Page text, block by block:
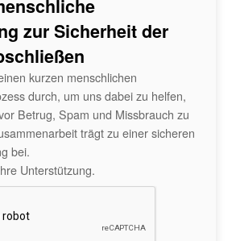
zur Sicherheit der
kurzen menschlichen
durch, um uns dabei zu helfen,
Betrug, Spam und Missbrauch zu
trägt zu einer sicheren
bei.
Unterstützung.